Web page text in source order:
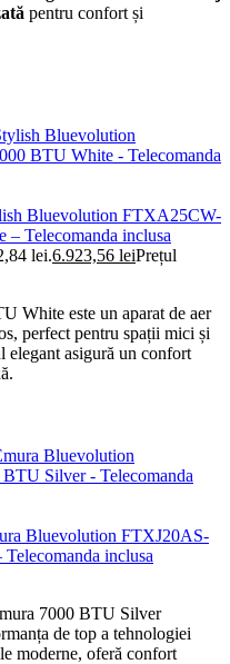
pentru confort și
Bluevolution FTXA25CW-
Telecomanda inclusa
lei.6.923,56 leiPrețul
White este un aparat de aer
perfect pentru spații mici și
elegant asigură un confort
Bluevolution FTXJ20AS-
inclusa
7000 BTU Silver
de top a tehnologiei
moderne, oferă confort